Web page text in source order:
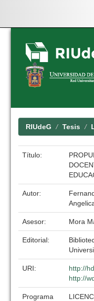
Skip
navigation
RIUdeG Tesis
Título:
Autor:
Asesor: Mora
Editorial:
URI:
http://
http://
Programa